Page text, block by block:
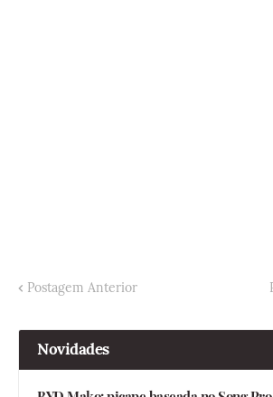
Postagem Anterior
Novidades